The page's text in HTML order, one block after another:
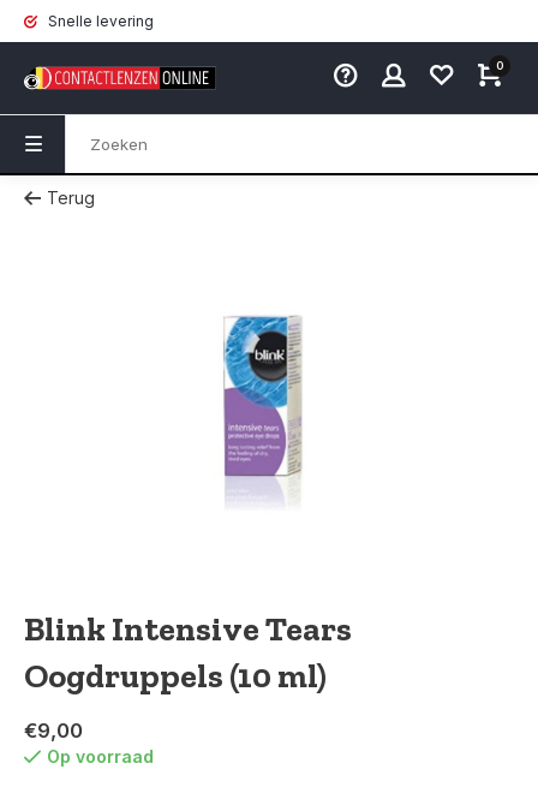
Snelle levering
0
Terug
Blink Intensive Tears
Oogdruppels (10 ml)
€9,00
Op voorraad